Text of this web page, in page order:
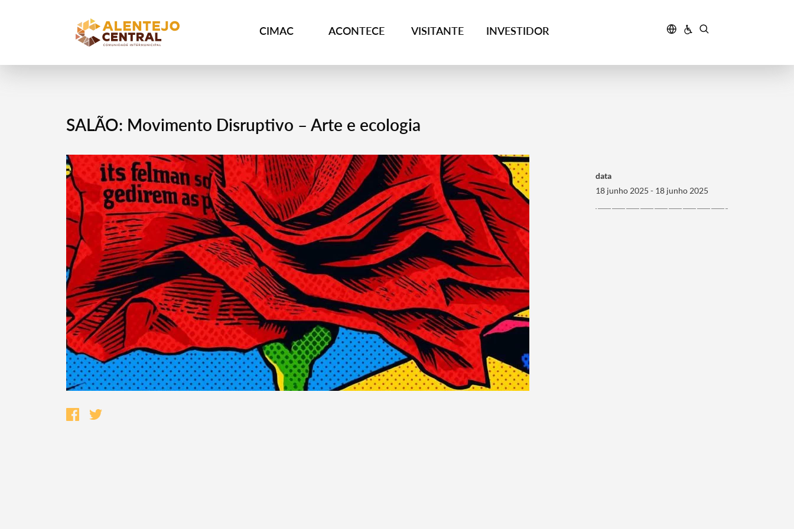
CIMAC ACONTECE VISITANTE INVESTIDOR
Termo de Pesquisa
Categorias gerais
SALÃO: Movimento Disruptivo – Arte e ecologia
data
18 junho 2025 - 18 junho 2025